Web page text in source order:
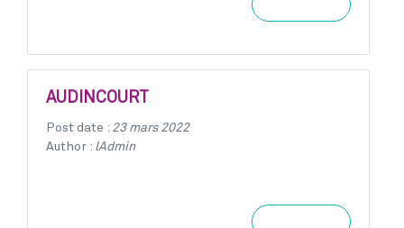
AUDINCOURT
Post date : 23 mars 2022
Author : lAdmin